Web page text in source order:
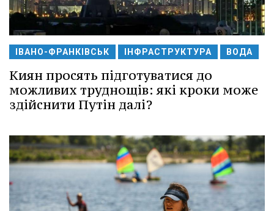
ІВАНО-ФРАНКІВСЬК ІНФРАСТРУКТУРА ВОДА
Киян просять підготуватися до
можливих труднощів: які кроки може
здійснити Путін далі?